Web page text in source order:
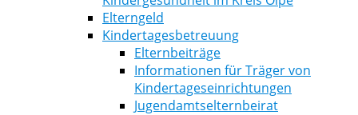
Elterngeld
Kindertagesbetreuung
Elternbeiträge
Informationen für Träger von
Kindertageseinrichtungen
Jugendamtselternbeirat